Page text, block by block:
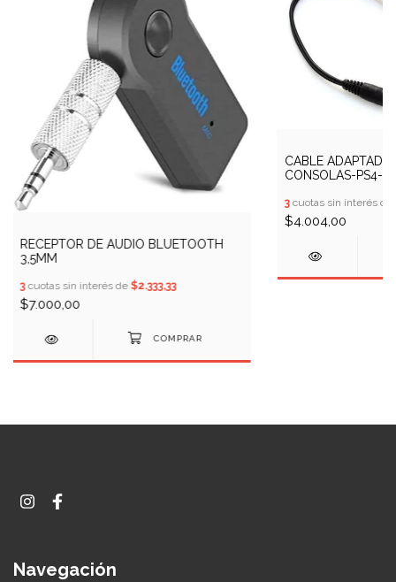
RECEPTOR DE AUDIO BLUETOOTH
3,5MM
3cuotas sin interés de $2.333,33
$7.000,00
CABLE
CONSOLAS-PS4-
3cuotas sin interés de
$4.004,00
Navegación